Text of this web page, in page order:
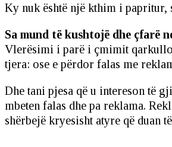
Ky nuk është një kthim i
Sa mund të kushtojë dhe çfarë
Vlerësimi i parë i çmimit
tjera: ose e përdor falas me
Dhe tani pjesa që u intereson të
mbeten falas dhe pa reklama.
shërbejë kryesisht atyre që duan